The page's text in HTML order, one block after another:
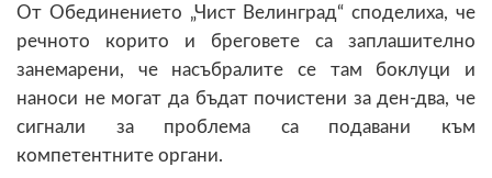
От Обединението „Чист Велинград“ споделиха, че
речното корито и бреговете са заплашително
занемарени, че насъбралите се там боклуци и
наноси не могат да бъдат почистени за ден-два, че
сигнали за проблема са подавани към
компетентните органи.